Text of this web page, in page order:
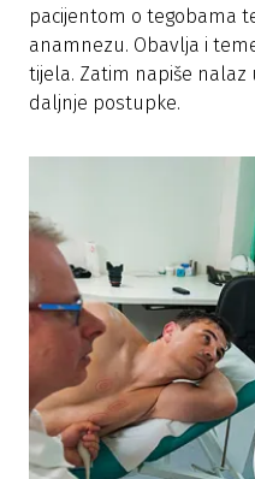
pacijentom o tegobama
anamnezu. Obavlja i
tijela. Zatim napiše nalaz
daljnje postupke.